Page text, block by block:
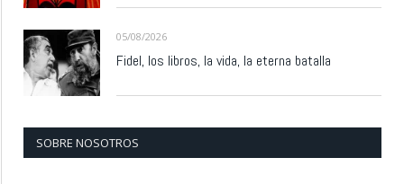
05/08/2026
Fidel, los libros, la vida, la eterna batalla
SOBRE NOSOTROS